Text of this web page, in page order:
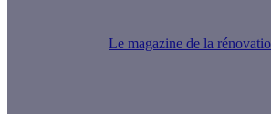
Le magazine de la